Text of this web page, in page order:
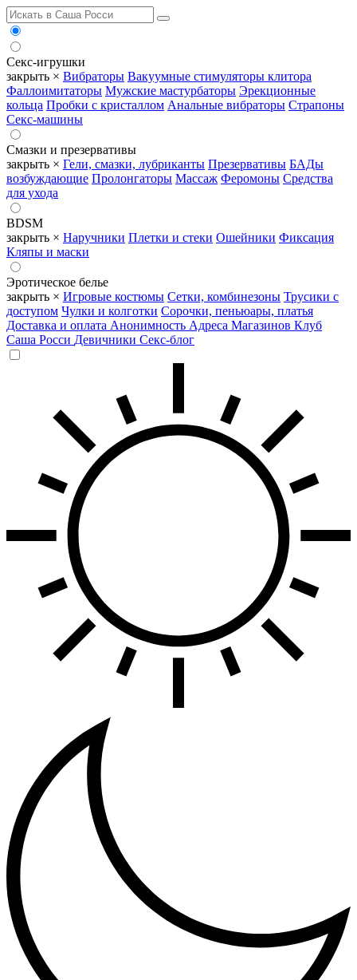
Секс-игрушки
закрыть × Вибраторы Вакуумные стимуляторы клитора
Фаллоимитаторы Мужские мастурбаторы Эрекционные
кольца Пробки с кристаллом Анальные вибраторы Страпоны
Секс-машины
Смазки и презервативы
закрыть × Гели, смазки, лубриканты Презервативы БАДы
возбуждающие Пролонгаторы Массаж Феромоны Средства
для ухода
BDSM
закрыть × Наручники Плетки и стеки Ошейники Фиксация
Кляпы и маски
Эротическое белье
закрыть × Игровые костюмы Сетки, комбинезоны Трусики с
доступом Чулки и колготки Сорочки, пеньюары, платья
Доставка и оплата Анонимность Адреса Магазинов Клуб
Саша Росси Девичники Секс-блог